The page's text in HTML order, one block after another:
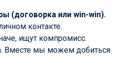
(договорка или win-win).
контакте.
ищут компромисс.
Вместе мы можем добиться